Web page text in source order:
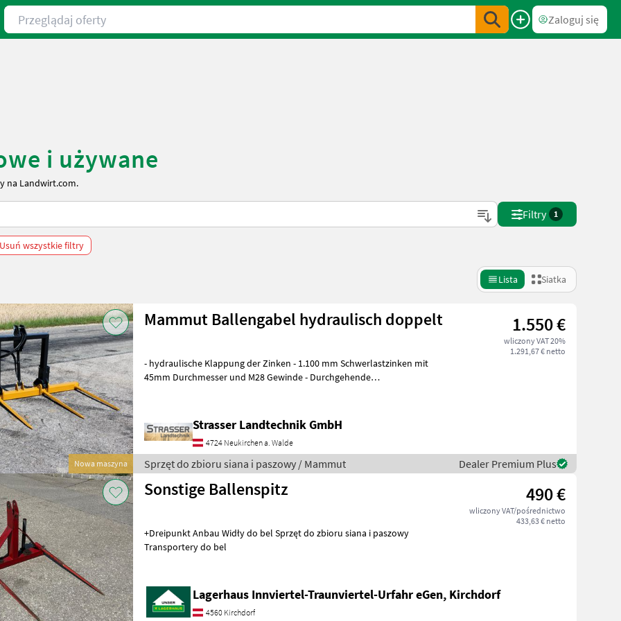
Przeglądaj oferty
Zaloguj się
i używane
na Landwirt.com.
Filtry 1
Usuń wszystkie filtry
Lista Siatka
Nowa maszyna
Mammut Ballengabel hydraulisch doppelt 1.550 €
wliczony VAT 20%
1.291,67 € netto
- hydraulische Klappung der Zinken - 1.100 mm Schwerlastzinken mit
45mm Durchmesser und M28 Gewinde - Durchgehende
Strasser Landtechnik GmbH
4724 Neukirchen a. Walde
Sprzęt do zbioru siana i paszowy / Mammut Dealer Premium Plus
Sonstige Ballenspitz 490 €
wliczony VAT/pośrednictwo
433,63 € netto
+Dreipunkt Anbau Widły do bel Sprzęt do zbioru siana i paszowy
Transportery do bel
Lagerhaus Innviertel-Traunviertel-Urfahr eGen, Kirchdorf
4560 Kirchdorf